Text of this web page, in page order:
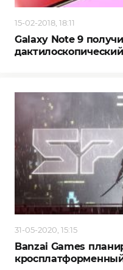
15-02-2018, 18:11
Galaxy Note 9
31-05-2020, 15:15
Banzai Games